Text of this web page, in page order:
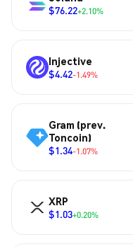
$76.22+2.10%
Injective
$4.42-1.49%
Gram (prev.
Toncoin)
$1.34-1.07%
XRP
$1.03+0.20%